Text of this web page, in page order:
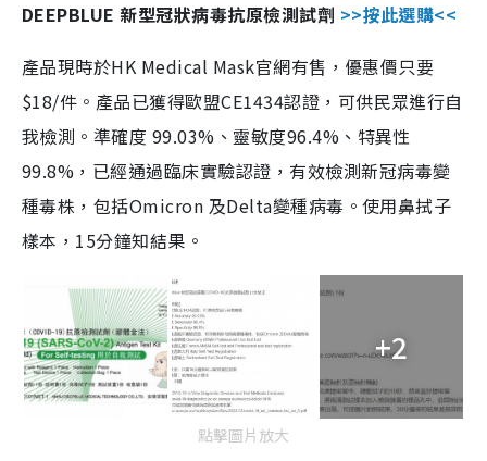
DEEPBLUE 新型冠狀病毒抗原檢測試劑 >>按此選購<<
產品現時於HK Medical Mask官網有售，優惠價只要
$18/件。產品已獲得歐盟CE1434認證，可供民眾進行自
我檢測。準確度 99.03%、靈敏度96.4%、特異性
99.8%，已經通過臨床實驗認證，有效檢測新冠病毒變
種毒株，包括Omicron 及Delta變種病毒。使用鼻拭子
樣本，15分鐘知結果。
+2
點擊圖片放大